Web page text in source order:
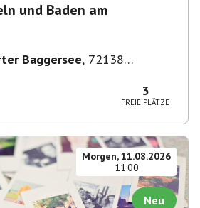
und Baden am
Baggersee, 72138
3
FREIE PLÄTZE
Morgen, 11.08.2026
11:00
Neu